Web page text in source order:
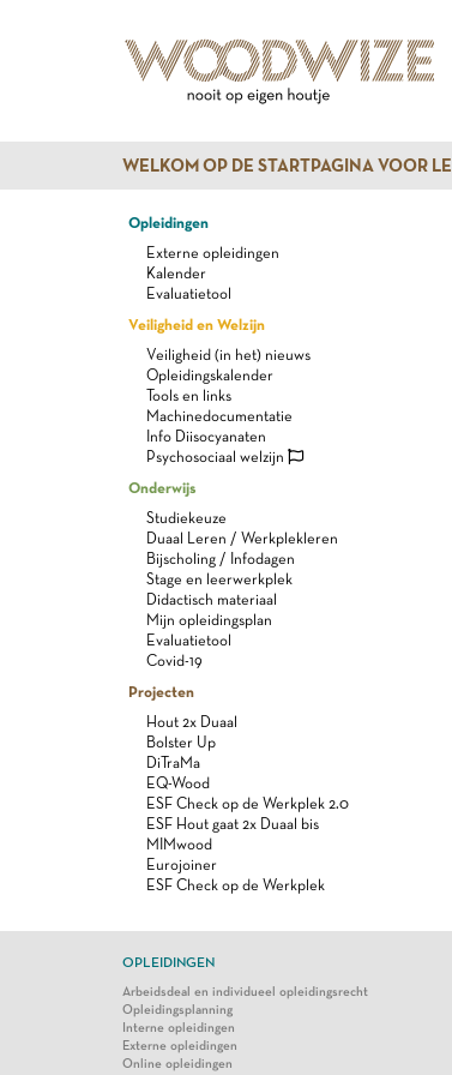
WELKOM OP DE STARTPAGINA VOOR
Opleidingen
Externe opleidingen
Kalender
Evaluatietool
Veiligheid en Welzijn
Veiligheid (in het) nieuws
Opleidingskalender
Tools en links
Machinedocumentatie
Info Diisocyanaten
Psychosociaal welzijn
Onderwijs
Studiekeuze
Duaal Leren / Werkplekleren
Bijscholing / Infodagen
Stage en leerwerkplek
Didactisch materiaal
Mijn opleidingsplan
Evaluatietool
Covid-19
Projecten
Hout 2x Duaal
Bolster Up
DiTraMa
EQ-Wood
ESF Check op de Werkplek 2.0
ESF Hout gaat 2x Duaal bis
MIMwood
Eurojoiner
ESF Check op de Werkplek
OPLEIDINGEN
Arbeidsdeal en individueel opleidingsrecht
Opleidingsplanning
Interne opleidingen
Externe opleidingen
Online opleidingen